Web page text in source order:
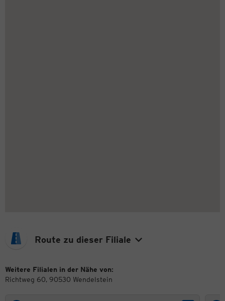
Route zu dieser Filiale
Weitere Filialen in der Nähe von:
Richtweg 60, 90530 Wendelstein